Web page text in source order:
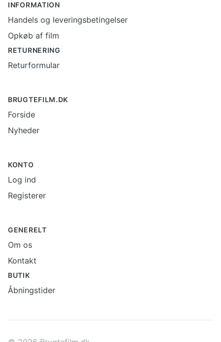
INFORMATION
Handels og leveringsbetingelser
Opkøb af film
RETURNERING
Returformular
BRUGTEFILM.DK
Forside
Nyheder
KONTO
Log ind
Registerer
GENERELT
Om os
Kontakt
BUTIK
Åbningstider